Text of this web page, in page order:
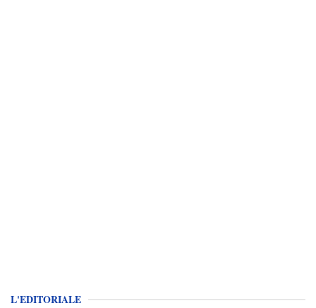
L'EDITORIALE